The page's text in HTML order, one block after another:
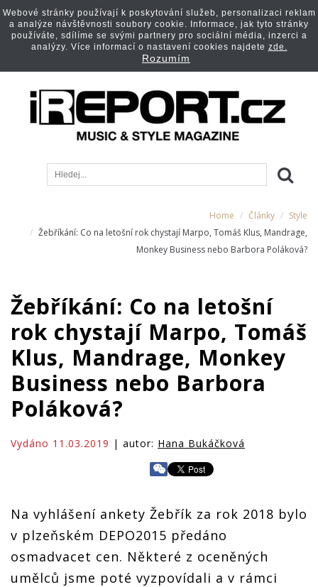
Home Články
Style
Žebříkání: Co na letošní rok chystají Marpo, Tomáš Klus, Mandrage,
Monkey Business nebo Barbora Poláková?
Žebříkání: Co na letošní
rok chystají Marpo, Tomáš
Klus, Mandrage, Monkey
Business nebo Barbora
Poláková?
Vydáno 11.03.2019 | autor: Hana Bukáčková
Na vyhlášení ankety Žebřík za rok 2018 bylo
v plzeňském DEPO2015 předáno
osmadvacet cen. Některé z oceněných
umělců jsme poté vyzpovídali a v rámci
Webové stránky používají k poskytování služeb, personalizaci reklam
a analýze návštěvnosti soubory cookie. Informace, jak tyto stránky
používáte, sdílíme se svými partnery pro sociální média, inzerci a
analýzy. Více informací o nastavení cookies najdete zde.
Rozumím